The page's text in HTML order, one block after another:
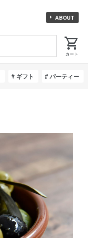
ABOUT
ギフト パーティー